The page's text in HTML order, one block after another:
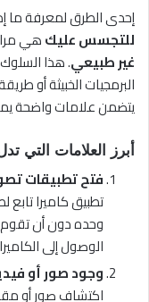
إحدى الطرق لمعرفة ما
للتجسس عليكهي
غير طبيعي. هذا
البرمجيات الخبيثة أو
يتضمن علامات واضحة
أبرز العلامات التي
فتح تطبيقات
تطبيق كاميرا تابع
وحده دون أن
الوصول إلى
وجود صور أو